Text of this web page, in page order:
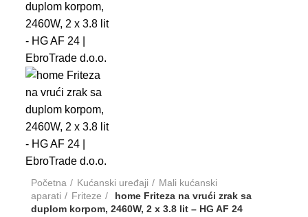
Početna Kućanski uređaji
Mali kućanski
aparati
Friteze
home Friteza na vrući zrak sa
duplom korpom, 2460W, 2 x 3.8 lit – HG AF 24